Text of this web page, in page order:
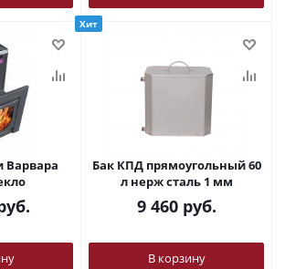
Варвара
Хит
Бак КПД прямоугольный 60
л нерж сталь 1 мм
9 460руб.
В корзину